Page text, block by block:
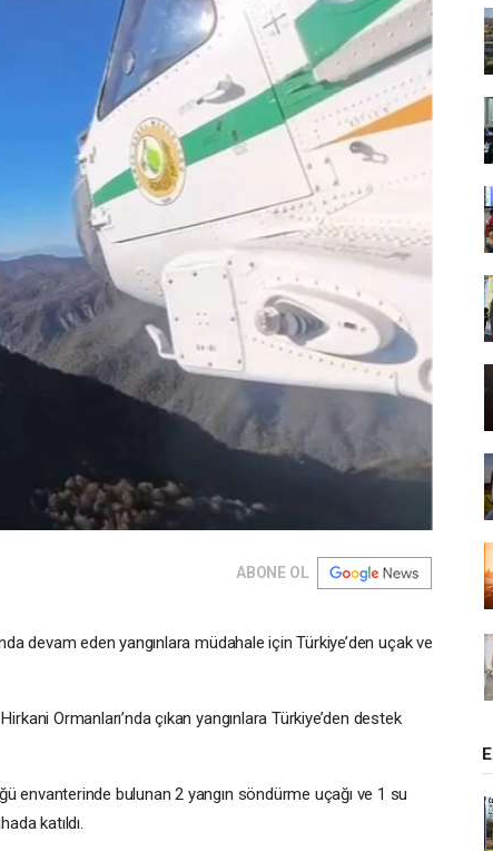
ABONE OL
devam eden yangınlara müdahale için Türkiye’den uçak ve
Ormanları’nda çıkan yangınlara Türkiye’den destek
envanterinde bulunan 2 yangın söndürme uçağı ve 1 su
katıldı.